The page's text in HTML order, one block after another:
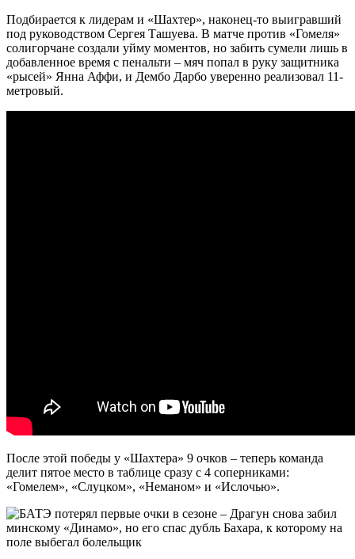
Подбирается к лидерам и «Шахтер», наконец-то выигравший
под руководством Сергея Ташуева. В матче против «Гомеля»
солигорчане создали уйму моментов, но забить сумели лишь в
добавленное время с пенальти – мяч попал в руку защитника
«рысей» Янна Аффи, и Дембо Дарбо уверенно реализовал 11-
метровый.
После этой победы у «Шахтера» 9 очков – теперь команда
делит пятое место в таблице сразу с 4 соперниками:
«Гомелем», «Слуцком», «Неманом» и «Ислочью».